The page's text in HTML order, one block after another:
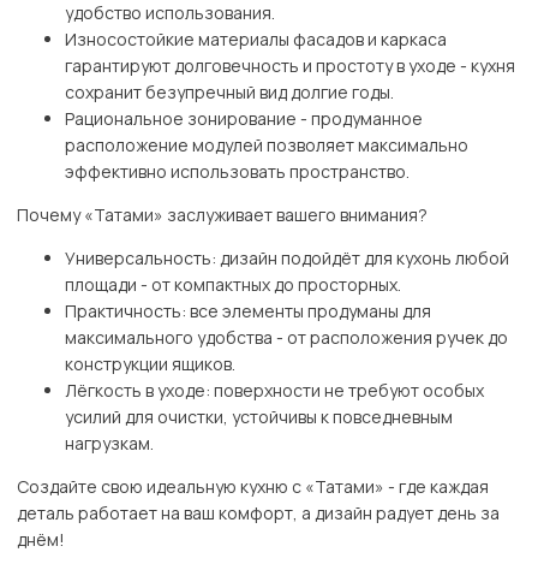
удобство использования.
Износостойкие материалы фасадов и каркаса
гарантируют долговечность и простоту в уходе - кухня
сохранит безупречный вид долгие годы.
Рациональное зонирование - продуманное
расположение модулей позволяет максимально
эффективно использовать пространство.
Почему «Татами» заслуживает вашего внимания?
Универсальность: дизайн подойдёт для кухонь любой
площади - от компактных до просторных.
Практичность: все элементы продуманы для
максимального удобства - от расположения ручек до
конструкции ящиков.
Лёгкость в уходе: поверхности не требуют особых
усилий для очистки, устойчивы к повседневным
нагрузкам.
Создайте свою идеальную кухню с «Татами» - где каждая
деталь работает на ваш комфорт, а дизайн радует день за
днём!